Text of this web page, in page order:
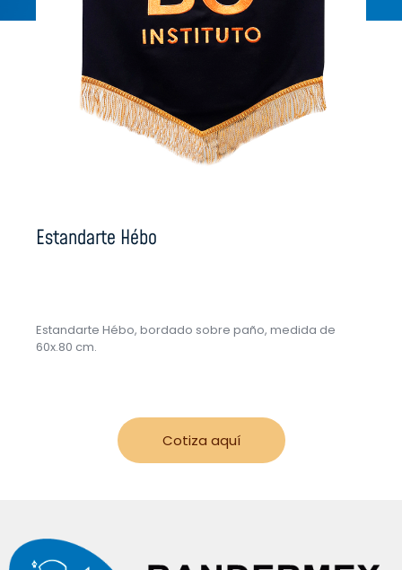
Estandarte Hébo
Estandarte Hébo, bordado sobre paño, medida de
60x.80 cm.
Cotiza aquí